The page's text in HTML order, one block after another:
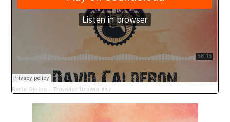
Radio Olisipo · Trovador Urbano #47